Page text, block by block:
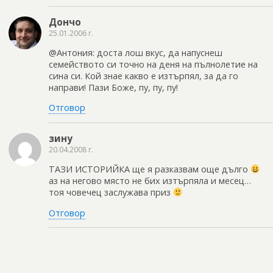
Дончо
25.01.2006 г.
@Антония: доста лош вкус, да напуснеш
семейството си точно на деня на пълнолетие на
сина си. Кой знае какво е изтърпял, за да го
направи! Пази Боже, пу, пу, пу!
Отговор
зину
20.04.2008 г.
ТАЗИ ИСТОРИЙКА ще я разказвам още дълго
аз на негово място не бих изтърпяла и месец…
тоя човечец заслужава приз
Отговор